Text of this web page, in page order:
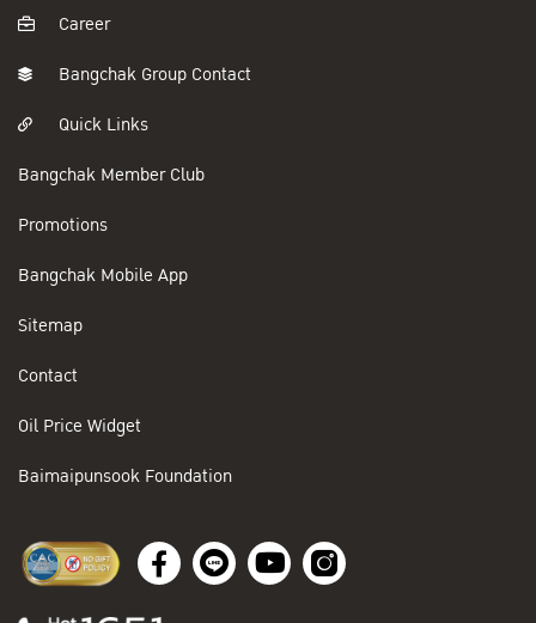
Career
Bangchak Group Contact
Quick Links
Bangchak Member Club
Promotions
Bangchak Mobile App
Sitemap
Contact
Oil Price Widget
Baimaipunsook Foundation